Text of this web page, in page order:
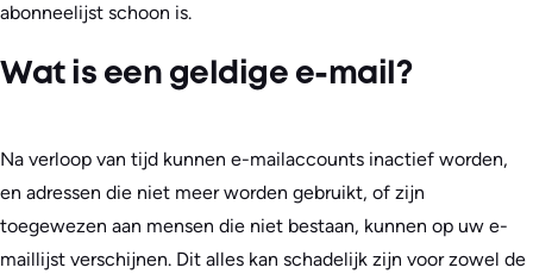
abonneelijst schoon is.
Wat is een geldige e-mail?
Na verloop van tijd kunnen e-mailaccounts inactief worden,
en adressen die niet meer worden gebruikt, of zijn
toegewezen aan mensen die niet bestaan, kunnen op uw e-
maillijst verschijnen. Dit alles kan schadelijk zijn voor zowel de